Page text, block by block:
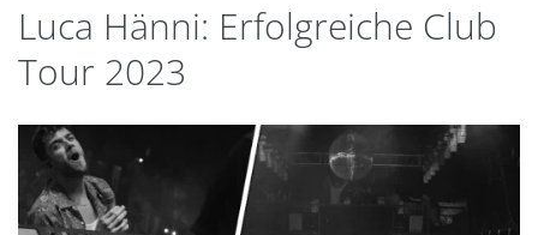
Luca Hänni: Erfolgreiche Club
Tour 2023